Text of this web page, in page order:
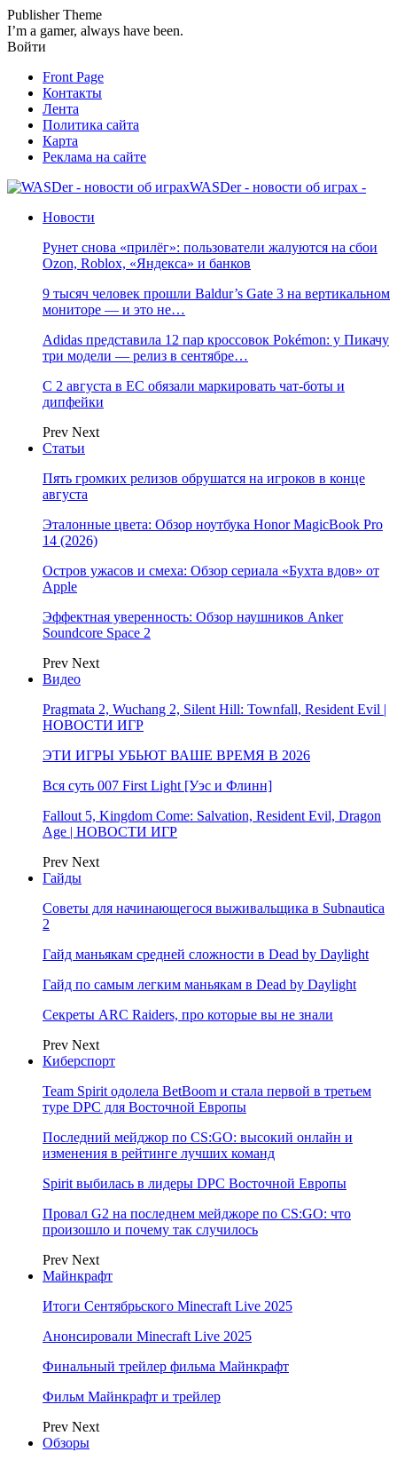
Publisher Theme
I’m a gamer, always have been.
Войти
Front Page
Контакты
Лента
Политика сайта
Карта
Реклама на сайте
WASDer - новости об играх -
Новости
Рунет снова «прилёг»: пользователи жалуются на сбои
Ozon, Roblox, «Яндекса» и банков
9 тысяч человек прошли Baldur’s Gate 3 на вертикальном
мониторе — и это не…
Adidas представила 12 пар кроссовок Pokémon: у Пикачу
три модели — релиз в сентябре…
С 2 августа в ЕС обязали маркировать чат-боты и
дипфейки
Prev Next
Статьи
Пять громких релизов обрушатся на игроков в конце
августа
Эталонные цвета: Обзор ноутбука Honor MagicBook Pro
14 (2026)
Остров ужасов и смеха: Обзор сериала «Бухта вдов» от
Apple
Эффектная уверенность: Обзор наушников Anker
Soundcore Space 2
Prev Next
Видео
Pragmata 2, Wuchang 2, Silent Hill: Townfall, Resident Evil |
НОВОСТИ ИГР
ЭТИ ИГРЫ УБЬЮТ ВАШЕ ВРЕМЯ В 2026
Вся суть 007 First Light [Уэс и Флинн]
Fallout 5, Kingdom Come: Salvation, Resident Evil, Dragon
Age | НОВОСТИ ИГР
Prev Next
Гайды
Советы для начинающегося выживальщика в Subnautica
2
Гайд маньякам средней сложности в Dead by Daylight
Гайд по самым легким маньякам в Dead by Daylight
Секреты ARC Raiders, про которые вы не знали
Prev Next
Киберспорт
Team Spirit одолела BetBoom и стала первой в третьем
туре DPC для Восточной Европы
Последний мейджор по CS:GO: высокий онлайн и
изменения в рейтинге лучших команд
Spirit выбилась в лидеры DPC Восточной Европы
Провал G2 на последнем мейджоре по CS:GO: что
произошло и почему так случилось
Prev Next
Майнкрафт
Итоги Сентябрьского Minecraft Live 2025
Анонсировали Minecraft Live 2025
Финальный трейлер фильма Майнкрафт
Фильм Майнкрафт и трейлер
Prev Next
Обзоры